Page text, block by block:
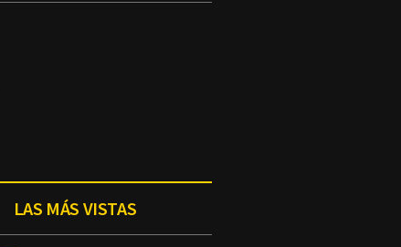
LAS MÁS VISTAS